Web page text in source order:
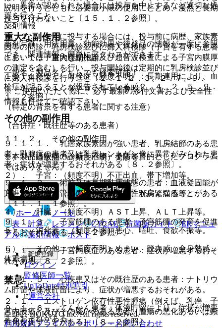
説明を行うとともに必要最小限の使用にとどめ、漫然と長期
投与を行わないこと〔１５．１．２参照〕。
８．２． 女性に投与する場合には、投与前に病歴、家族素
因等の問診、乳房検診並びに婦人科検診（子宮を有する患者
においては子宮内膜細胞診及び超音波検査による子宮内膜厚
の測定を含む）を行い、投与開始後は定期的に乳房検診並び
に婦人科検診を行うこと〔２．１−２．３、２．７、９．
１．１、９．１．３、９．１．４参照〕。
（特定の背景を有する患者に関する注意）
（合併症・既往歴等のある患者）
９．１．１． 乳癌家族素因が強い患者、乳房結節のある患
者、乳腺症の患者又は乳房レントゲン像に異常がみられた患
者：症状が増悪するおそれがある〔８．２参照〕。
９．１．２． 術前又は長期臥床状態の患者：血液凝固能が
亢進され、心血管系の副作用の危険性が高くなることがある
〔１１．１．１参照〕。
９．１．３． 子宮筋腫のある患者：子宮筋腫の発育を促進
するおそれがある〔８．２参照〕。
９．１．４． 子宮内膜症のある患者：症状が増悪するおそ
れがある〔８．２参照〕。
９．１．５． 心疾患又はその既往歴のある患者：ナトリウ
ム貯留や体液貯留により、症状が増悪するおそれがある。
９．１．６． てんかん患者：体液貯留により、症状が増悪
するおそれがある。
い、異常が認められた場合には投与を中止するなど適切な処
置を行うこと。
重大な副作用
１１．１． 重大な副作用
１１．１．１． 血栓症（頻度不明）：長期連用により、血
栓症が起こることが報告されている〔２．４、２．５、９．
１．２参照〕。
その他の副作用
１１．２． その他の副作用
１）． 過敏症：（頻度不明）発疹等。
２）． 子宮：（頻度不明）不正出血、帯下増加等。
３）． 乳房：（頻度不明）乳房痛、乳房緊満感等。
４）． 肝臓：（頻度不明）ＡＳＴ上昇、ＡＬＴ上昇等。
５）． 消化器：（頻度不明）悪心、嘔吐、食欲不振等。
６）． その他：（頻度不明）めまい、脱力感、全身熱感、
体重増加。
禁忌
２．１． エストロゲン依存性悪性腫瘍（例えば、乳癌、子
宮内膜癌）及びその疑いのある患者［腫瘍の悪化あるいは顕
性化を促すことがある］〔８．２参照〕。
薬剤情報
薬剤写真、用法用量、効能効果や後発品の情報が一度に参照
でき、関連情報へ簡単にアクセスができます。
一般名、製品名どちらでも検索可能！
※ ご使用いただく際に、必ず最新の添付文書および安全性
情報も併せてご確認下さい。
※本製品は疾病の診断・治療・予防を目的としたプログラム
ではありません。
ホーム
ノート
表・計算
レジメン CTCAE 抗菌薬ガイド
ERマニュ
アル
薬剤情報 ポスト
新規登録
ログイン
監修医師一覧
UpToDate特別割引
運営会社
© 2021 HOKUTO Inc. All rights reserved.
利用規約プライバシーポリシーお問い合わせ